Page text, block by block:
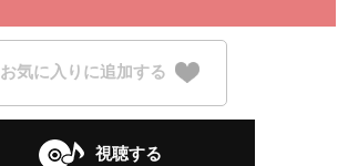
お気に入りに追加する
視聴する